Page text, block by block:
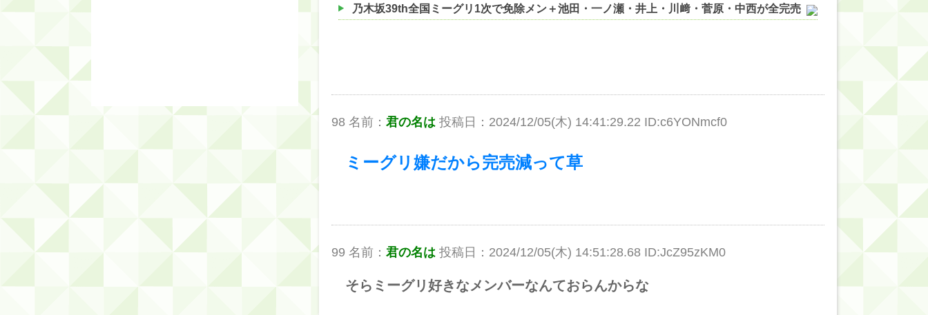
乃木坂39th全国ミーグリ1次で免除メン＋池田・一ノ瀬・井上・川﨑・菅原・中西が全完売
【朗報】増田三莉音さんの生足wwwwwwwwwwww
【朗報】増田三莉音さんの生足wwwwwwwwwwww
98 名前： 君の名は 投稿日：2024/12/05(木) 14:41:29.22 ID:c6YONmcf0
ミーグリ嫌だから完売減って草
99 名前： 君の名は 投稿日：2024/12/05(木) 14:51:28.68 ID:JcZ95zKM0
そらミーグリ好きなメンバーなんておらんからな